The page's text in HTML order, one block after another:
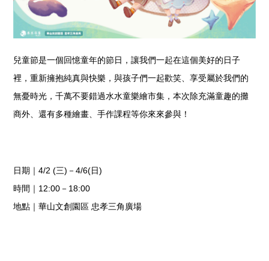
兒童節是一個回憶童年的節日，讓我們一起在這個美好的日子
裡，重新擁抱純真與快樂，與孩子們一起歡笑、享受屬於我們的
無憂時光，千萬不要錯過水水童樂繪市集，本次除充滿童趣的攤
商外、還有多種繪畫、手作課程等你來來參與！
日期｜4/2 (三)－4/6(日)
時間｜12:00－18:00
地點｜華山文創園區 忠孝三角廣場